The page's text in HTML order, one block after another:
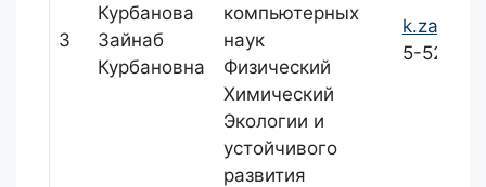
3
Курбанова
Зайнаб
Курбановна
компьютерных
наук
Физический
Химический
Экологии и
устойчивого
развития
5-52